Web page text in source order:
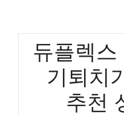
듀플렉스
기퇴치
추천